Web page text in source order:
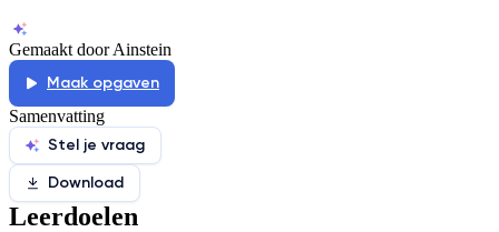
Gemaakt door Ainstein
Maak opgaven
Samenvatting
Stel je vraag
Download
Leerdoelen